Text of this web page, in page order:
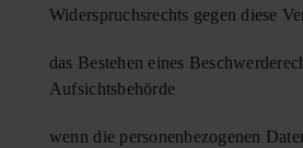
Widerspruchsrechts gegen diese
das Bestehen eines
Aufsichtsbehörde
wenn die personenbezogenen